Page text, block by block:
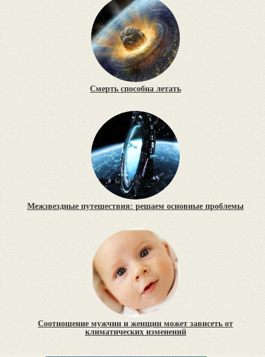
Смерть способна летать
Межзвездные путешествия: решаем основные проблемы
Соотношение мужчин и женщин может зависеть от
климатических изменений